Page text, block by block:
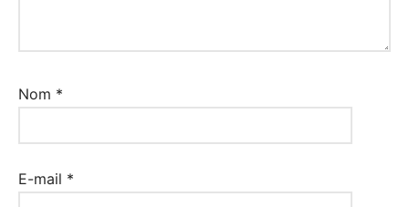
Nom *
E-mail *